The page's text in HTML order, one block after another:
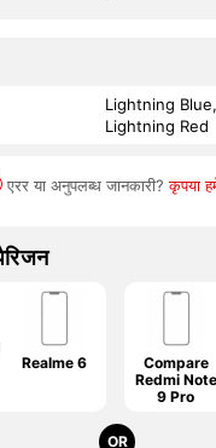
Lightning
Lightning Red
एरर या अनुपलब्ध जानकारी?कृपया
Realme 6
Compare
Redmi Note
9 Pro
OR